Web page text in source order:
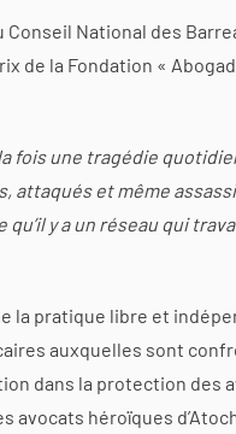
National des
de la Fondation «
fois une tragédie
attaqués et même
qu’il y a un réseau qui
la pratique libre et
auxquelles sont
dans la protection des
avocats héroïques